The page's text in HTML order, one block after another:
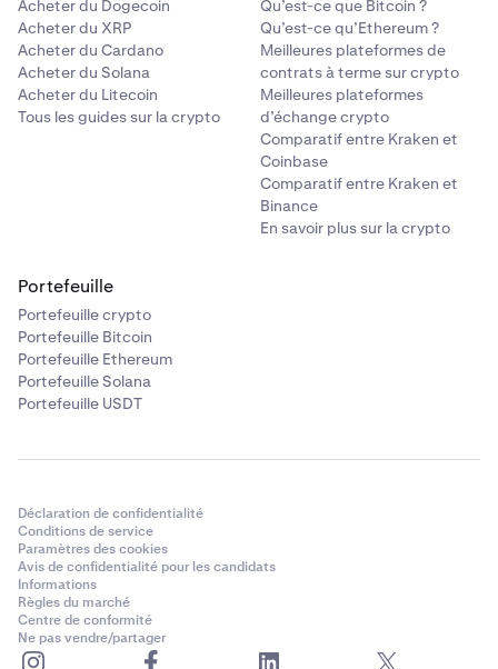
Acheter du Dogecoin
Acheter du XRP
Acheter du Cardano
Acheter du Solana
Acheter du Litecoin
Tous les guides sur la crypto
Qu’est-ce que Bitcoin ?
Qu’est-ce qu’Ethereum ?
Meilleures plateformes de
contrats à terme sur crypto
Meilleures plateformes
d’échange crypto
Comparatif entre Kraken et
Coinbase
Comparatif entre Kraken et
Binance
En savoir plus sur la crypto
Portefeuille
Portefeuille crypto
Portefeuille Bitcoin
Portefeuille Ethereum
Portefeuille Solana
Portefeuille USDT
Déclaration de confidentialité
Conditions de service
Paramètres des cookies
Avis de confidentialité pour les candidats
Informations
Règles du marché
Centre de conformité
Ne pas vendre/partager